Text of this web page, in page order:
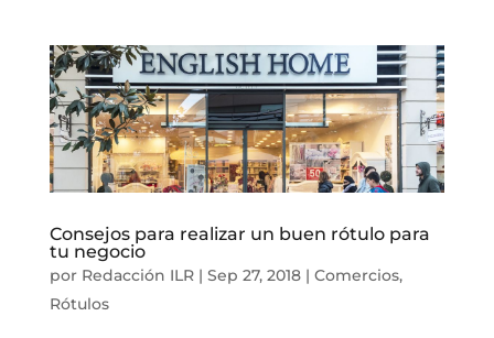
Consejos para realizar un buen rótulo para
tu negocio
por Redacción ILR| Sep 27, 2018| Comercios,
Rótulos